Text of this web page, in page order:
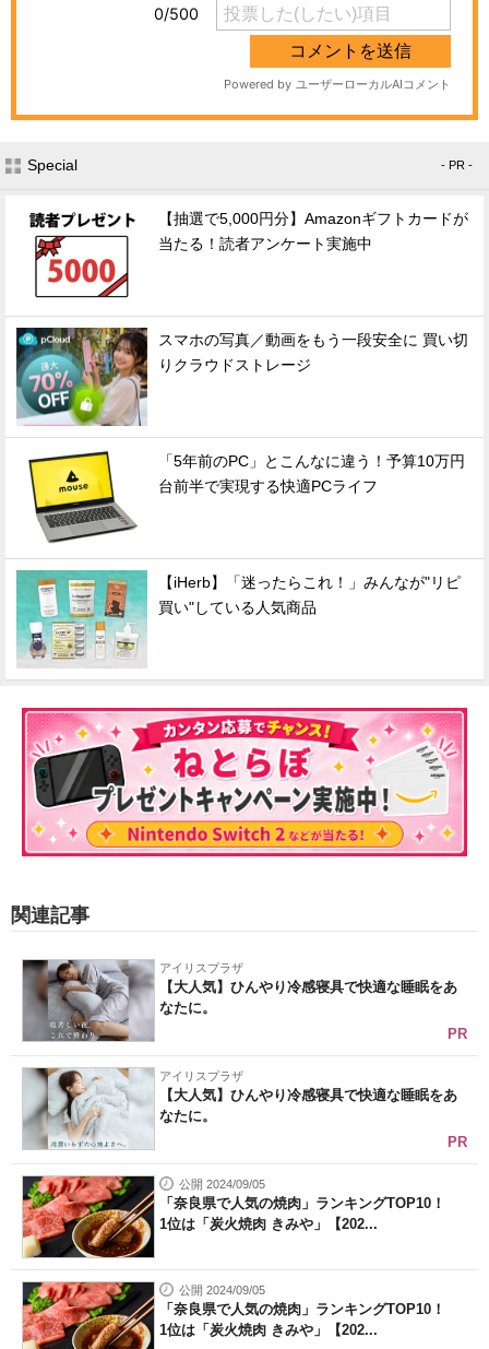
Special - PR -
【抽選で5,000円分】Amazonギフトカードが
当たる！読者アンケート実施中
スマホの写真／動画をもう一段安全に 買い切
りクラウドストレージ
「5年前のPC」とこんなに違う！予算10万円
台前半で実現する快適PCライフ
【iHerb】「迷ったらこれ！」みんなが"リピ
買い"している人気商品
関連記事
アイリスプラザ
【大人気】ひんやり冷感寝具で快適な睡眠をあ
なたに。
PR
アイリスプラザ
【大人気】ひんやり冷感寝具で快適な睡眠をあ
なたに。
PR
公開 2024/09/05
「奈良県で人気の焼肉」ランキングTOP10！
1位は「炭火焼肉 きみや」【202...
公開 2024/09/05
「奈良県で人気の焼肉」ランキングTOP10！
1位は「炭火焼肉 きみや」【202...